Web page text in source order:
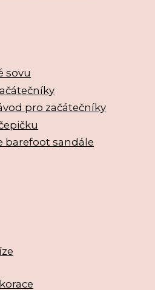
sovu
pro začátečníky
barefoot sandále